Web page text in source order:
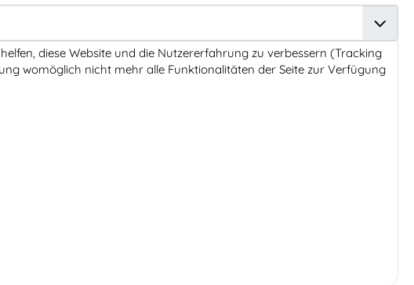
diese Website und die Nutzererfahrung zu verbessern (Tracking
womöglich nicht mehr alle Funktionalitäten der Seite zur Verfügung